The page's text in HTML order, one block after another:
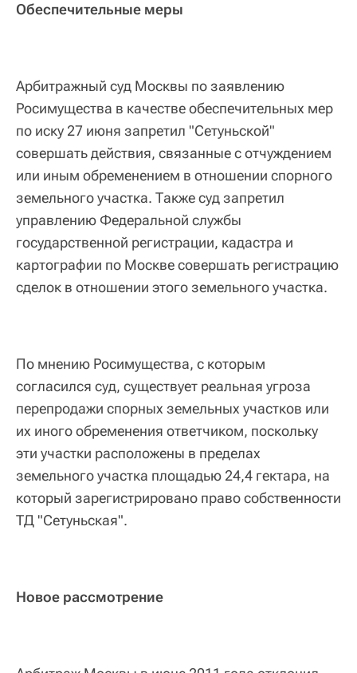
Обеспечительные меры
Арбитражный суд Москвы по заявлению
Росимущества в качестве обеспечительных мер
по иску 27 июня запретил "Сетуньской"
совершать действия, связанные с отчуждением
или иным обременением в отношении спорного
земельного участка. Также суд запретил
управлению Федеральной службы
государственной регистрации, кадастра и
картографии по Москве совершать регистрацию
сделок в отношении этого земельного участка.
По мнению Росимущества, с которым
согласился суд, существует реальная угроза
перепродажи спорных земельных участков или
их иного обременения ответчиком, поскольку
эти участки расположены в пределах
земельного участка площадью 24,4 гектара, на
который зарегистрировано право собственности
ТД "Сетуньская".
Новое рассмотрение